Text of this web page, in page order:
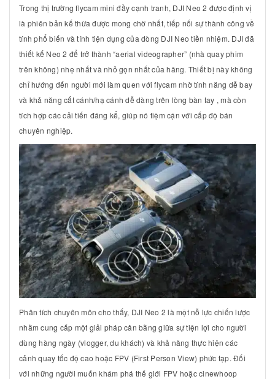
Trong thị trường flycam mini đầy cạnh tranh, DJI Neo 2 được định vị
là phiên bản kế thừa được mong chờ nhất, tiếp nối sự thành công về
tính phổ biến và tính tiện dụng của dòng DJI Neo tiền nhiệm. DJI đã
thiết kế Neo 2 để trở thành “aerial videographer” (nhà quay phim
trên không) nhẹ nhất và nhỏ gọn nhất của hãng. Thiết bị này không
chỉ hướng đến người mới làm quen với flycam nhờ tính năng dễ bay
và khả năng cất cánh/hạ cánh dễ dàng trên lòng bàn tay , mà còn
tích hợp các cải tiến đáng kể, giúp nó tiệm cận với cấp độ bán
chuyên nghiệp.
Phân tích chuyên môn cho thấy, DJI Neo 2 là một nỗ lực chiến lược
nhằm cung cấp một giải pháp cân bằng giữa sự tiện lợi cho người
dùng hàng ngày (vlogger, du khách) và khả năng thực hiện các
cảnh quay tốc độ cao hoặc FPV (First Person View) phức tạp. Đối
với những người muốn khám phá thế giới FPV hoặc cinewhoop